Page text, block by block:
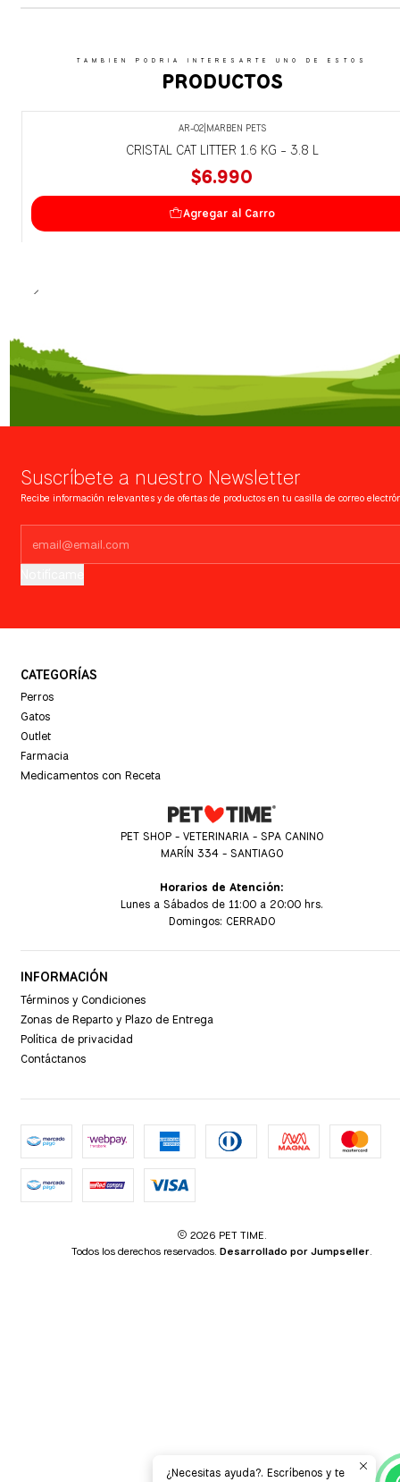
TAMBIEN PODRIA INTERESARTE UNO DE ESTOS
PRODUCTOS
AR-02| MARBEN PETS
CRISTAL CAT LITTER 1.6 KG - 3.8 L
$6.990
Agregar al Carro
Suscríbete a nuestro Newsletter
Recibe información relevantes y de ofertas de productos en tu casilla de correo
CATEGORÍAS
Perros
Gatos
Outlet
Farmacia
Medicamentos con Receta
PET SHOP - VETERINARIA - SPA CANINO
MARÍN 334 - SANTIAGO
Horarios de Atención:
Lunes a Sábados de 11:00 a 20:00 hrs.
Domingos: CERRADO
INFORMACIÓN
Términos y Condiciones
Zonas de Reparto y Plazo de Entrega
Política de privacidad
Contáctanos
2026 PET TIME.
Todos los derechos reservados. Desarrollado por Jumpseller.
¿Necesitas ayuda?. Escríbenos y te